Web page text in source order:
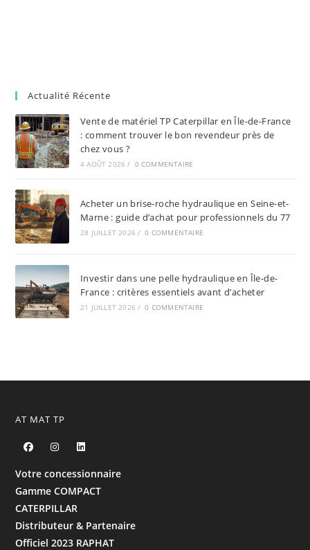
Actualité Récente
Vente de matériel TP Caterpillar en Île-de-France
: comment trouver le bon revendeur près de
chez vous ?
4 AOÛT 2026 / 0 COMMENTAIRE
Acheter un brise-roche hydraulique en Seine-et-
Marne : guide d’achat pour professionnels du 77
28 JUILLET 2026 / 0 COMMENTAIRE
Investir dans une pelle hydraulique en Île-de-
France : critères essentiels avant d’acheter
21 JUILLET 2026 / 0 COMMENTAIRE
AT MAT TP
Votre concessionnaire
Gamme COMPACT
CATERPILLAR
Distributeur & Partenaire
Officiel 2023 RAPHAT